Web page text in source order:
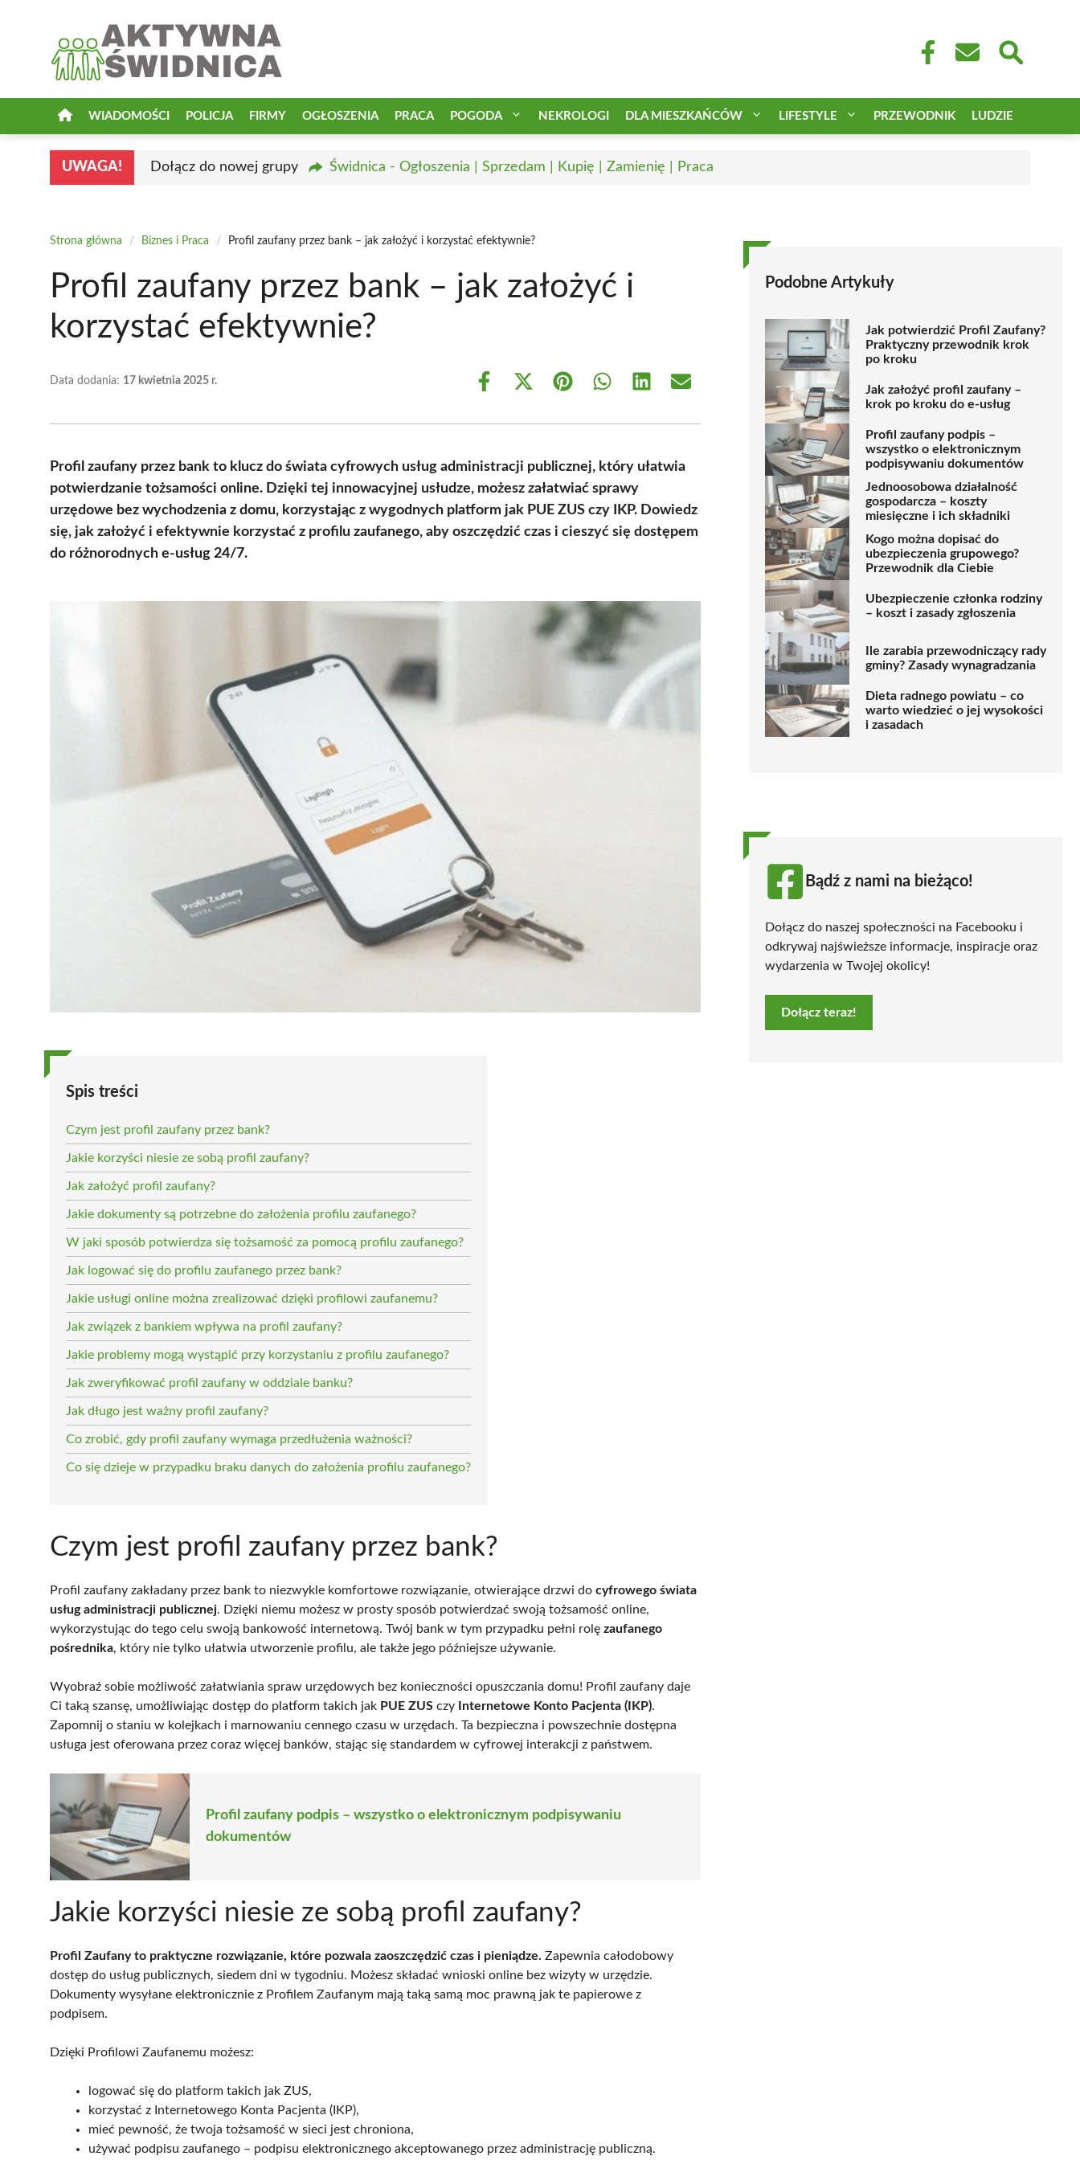
WIADOMOŚCI POLICJA FIRMY OGŁOSZENIA PRACA POGODA NEKROLOGI DLA MIESZKAŃCÓW LIFESTYLE PRZEWODNIK LUDZIE
UWAGA! Dołącz do nowej grupy Świdnica - Ogłoszenia | Sprzedam | Kupię | Zamienię | Praca
Strona główna / Biznes i Praca / Profil zaufany przez bank – jak założyć i korzystać efektywnie?
Profil zaufany przez bank – jak założyć i
korzystać efektywnie?
Data dodania: 17 kwietnia 2025 r.
Share
Share
(Twitter)
Share Share Share Share
Profil zaufany przez bank to klucz do świata cyfrowych usług administracji publicznej, który ułatwia
potwierdzanie tożsamości online. Dzięki tej innowacyjnej usłudze, możesz załatwiać sprawy
urzędowe bez wychodzenia z domu, korzystając z wygodnych platform jak PUE ZUS czy IKP. Dowiedz
się, jak założyć i efektywnie korzystać z profilu zaufanego, aby oszczędzić czas i cieszyć się dostępem
do różnorodnych e-usług 24/7.
Spis treści
Czym jest profil zaufany przez bank?
Jakie korzyści niesie ze sobą profil zaufany?
Jak założyć profil zaufany?
Jakie dokumenty są potrzebne do założenia profilu zaufanego?
W jaki sposób potwierdza się tożsamość za pomocą profilu zaufanego?
Jak logować się do profilu zaufanego przez bank?
Jakie usługi online można zrealizować dzięki profilowi zaufanemu?
Jak związek z bankiem wpływa na profil zaufany?
Jakie problemy mogą wystąpić przy korzystaniu z profilu zaufanego?
Jak zweryfikować profil zaufany w oddziale banku?
Jak długo jest ważny profil zaufany?
Co zrobić, gdy profil zaufany wymaga przedłużenia ważności?
Co się dzieje w przypadku braku danych do założenia profilu zaufanego?
Czym jest profil zaufany przez bank?
Profil zaufany zakładany przez bank to niezwykle komfortowe rozwiązanie, otwierające drzwi do cyfrowego świata
usług administracji publicznej. Dzięki niemu możesz w prosty sposób potwierdzać swoją tożsamość online,
wykorzystując do tego celu swoją bankowość internetową. Twój bank w tym przypadku pełni rolę zaufanego
pośrednika, który nie tylko ułatwia utworzenie profilu, ale także jego późniejsze używanie.
Wyobraź sobie możliwość załatwiania spraw urzędowych bez konieczności opuszczania domu! Profil zaufany daje
Ci taką szansę, umożliwiając dostęp do platform takich jak PUE ZUS czy Internetowe Konto Pacjenta (IKP).
Zapomnij o staniu w kolejkach i marnowaniu cennego czasu w urzędach. Ta bezpieczna i powszechnie dostępna
usługa jest oferowana przez coraz więcej banków, stając się standardem w cyfrowej interakcji z państwem.
Profil zaufany podpis – wszystko o elektronicznym podpisywaniu
dokumentów
Jakie korzyści niesie ze sobą profil zaufany?
Profil Zaufany to praktyczne rozwiązanie, które pozwala zaoszczędzić czas i pieniądze. Zapewnia całodobowy
dostęp do usług publicznych, siedem dni w tygodniu. Możesz składać wnioski online bez wizyty w urzędzie.
Dokumenty wysyłane elektronicznie z Profilem Zaufanym mają taką samą moc prawną jak te papierowe z
podpisem.
Dzięki Profilowi Zaufanemu możesz:
logować się do platform takich jak ZUS,
korzystać z Internetowego Konta Pacjenta (IKP),
mieć pewność, że twoja tożsamość w sieci jest chroniona,
używać podpisu zaufanego – podpisu elektronicznego akceptowanego przez administrację publiczną.
Podobne Artykuły
Jak potwierdzić Profil Zaufany?
Praktyczny przewodnik krok
po kroku
Jak założyć profil zaufany –
krok po kroku do e-usług
Profil zaufany podpis –
wszystko o elektronicznym
podpisywaniu dokumentów
Jednoosobowa działalność
gospodarcza – koszty
miesięczne i ich składniki
Kogo można dopisać do
ubezpieczenia grupowego?
Przewodnik dla Ciebie
Ubezpieczenie członka rodziny
– koszt i zasady zgłoszenia
Ile zarabia przewodniczący rady
gminy? Zasady wynagradzania
Dieta radnego powiatu – co
warto wiedzieć o jej wysokości
i zasadach
Bądź z nami na bieżąco!
Dołącz do naszej społeczności na Facebooku i
odkrywaj najświeższe informacje, inspiracje oraz
wydarzenia w Twojej okolicy!
Dołącz teraz!